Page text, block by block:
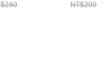
NT$200